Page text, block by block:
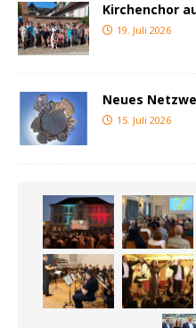
Kirchenchor
19. Juli 2026
Neues
15. Juli 2026